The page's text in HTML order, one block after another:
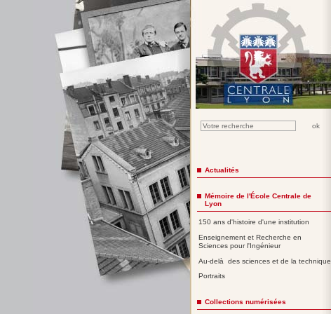
Actualités
Mémoire de l'École Centrale de
Lyon
150 ans d'histoire d'une institution
Enseignement et Recherche en
Sciences pour l'Ingénieur
Au-delà des sciences et de la technique
Portraits
Collections numérisées